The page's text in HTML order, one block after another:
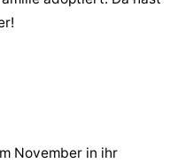
November in ihr